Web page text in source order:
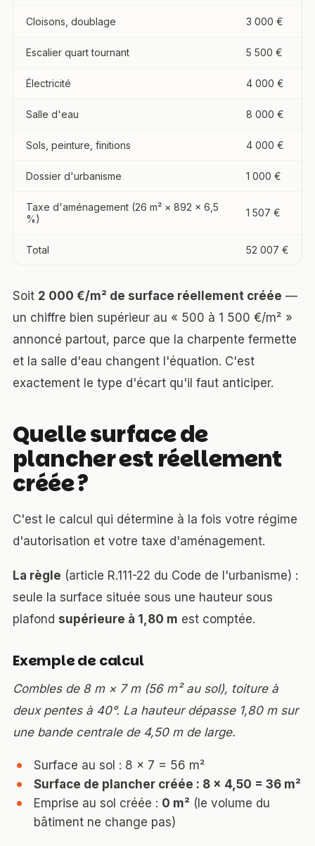
Cloisons, doublage 3 000 €
Escalier quart tournant 5 500 €
Électricité 4 000 €
Salle d'eau 8 000 €
Sols, peinture, finitions 4 000 €
Dossier d'urbanisme 1 000 €
Taxe d'aménagement (26 m² × 892 × 6,5
%)
1 507 €
Total 52 007 €
Soit 2 000 €/m² de surface réellement créée —
un chiffre bien supérieur au « 500 à 1 500 €/m² »
annoncé partout, parce que la charpente fermette
et la salle d'eau changent l'équation. C'est
exactement le type d'écart qu'il faut anticiper.
Quelle surface de
plancher est réellement
créée ?
C'est le calcul qui détermine à la fois votre régime
d'autorisation et votre taxe d'aménagement.
La règle (article R.111-22 du Code de l'urbanisme) :
seule la surface située sous une hauteur sous
plafond supérieure à 1,80 m est comptée.
Exemple de calcul
Combles de 8 m × 7 m (56 m² au sol), toiture à
deux pentes à 40°. La hauteur dépasse 1,80 m sur
une bande centrale de 4,50 m de large.
Surface au sol : 8 × 7 = 56 m²
Surface de plancher créée : 8 × 4,50 = 36 m²
Emprise au sol créée : 0 m² (le volume du
bâtiment ne change pas)